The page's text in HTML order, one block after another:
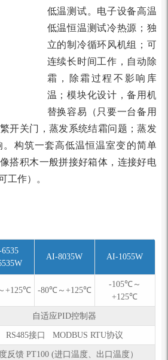
低温测试。电⼦设备⾼温
低温恒温测试冷热源；独
⽴的制冷循环⻛机组；可
连续⻓时间⼯作，⾃动除
霜，除霜过程不影响库
温；模块化设计，备⽤机
替换容易（只要⼀台备⽤
开关⻔，蒸发系统结霜问题；蒸发
。构筑⼀套⾼低温恒温室变的简单
搭积⽊⼀般拼接好箱体，连接好电
⼯作）。
AI-8035W AI-1055W
+125℃ -80℃～+125℃
-105℃～
+125℃
自适应PID控制器
RS485接口 MODBUS RTU协议
反馈 PT100 (进口温度、出口温度）